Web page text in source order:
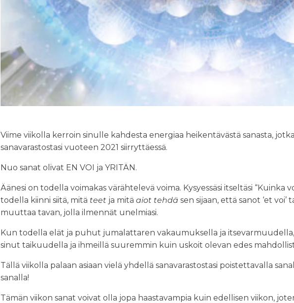
Viime viikolla kerroin sinulle kahdesta energiaa heikentävästä sanasta,
sanavarastostasi vuoteen 2021 siirryttäessä.
Nuo sanat olivat EN VOI ja YRITÄN.
Äänesi on todella voimakas värähtelevä voima. Kysyessäsi itseltäsi “Kuinka
todella kiinni siitä, mitä teet ja mitä aiot tehdä sen sijaan, että sanot ‘et voi’
muuttaa tavan, jolla ilmennät unelmiasi.
Kun todella elät ja puhut jumalattaren vakaumuksella ja
sinut taikuudella ja ihmeillä suuremmin kuin uskoit olevan edes
Tällä viikolla palaan asiaan vielä yhdellä sanavarastostasi poistettavalla
sanalla!
Tämän viikon sanat voivat olla jopa haastavampia kuin edellisen viikon,